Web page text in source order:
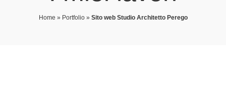
Home » Portfolio» Sito web Studio Architetto Perego